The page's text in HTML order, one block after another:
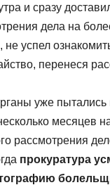
и сразу
дела на
успел
перенеся
уже пытались
месяцев
рассмотрения
прокуратура